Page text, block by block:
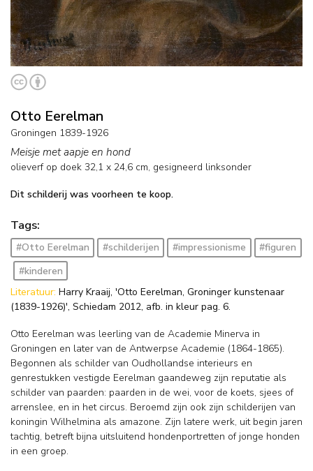
Otto Eerelman
Groningen 1839-1926
Meisje met aapje en hond
olieverf op doek 32,1 x 24,6 cm, gesigneerd linksonder
Dit schilderij was voorheen te koop.
Tags:
#Otto Eerelman #schilderijen #impressionisme
#figuren
#kinderen
Literatuur: Harry Kraaij, 'Otto Eerelman, Groninger kunstenaar
(1839-1926)', Schiedam 2012, afb. in kleur pag. 6.
Otto Eerelman was leerling van de Academie Minerva in
Groningen en later van de Antwerpse Academie (1864-1865).
Begonnen als schilder van Oudhollandse interieurs en
genrestukken vestigde Eerelman gaandeweg zijn reputatie als
schilder van paarden: paarden in de wei, voor de koets, sjees of
arrenslee, en in het circus. Beroemd zijn ook zijn schilderijen van
koningin Wilhelmina als amazone. Zijn latere werk, uit begin jaren
tachtig, betreft bijna uitsluitend hondenportretten of jonge honden
in een groep.